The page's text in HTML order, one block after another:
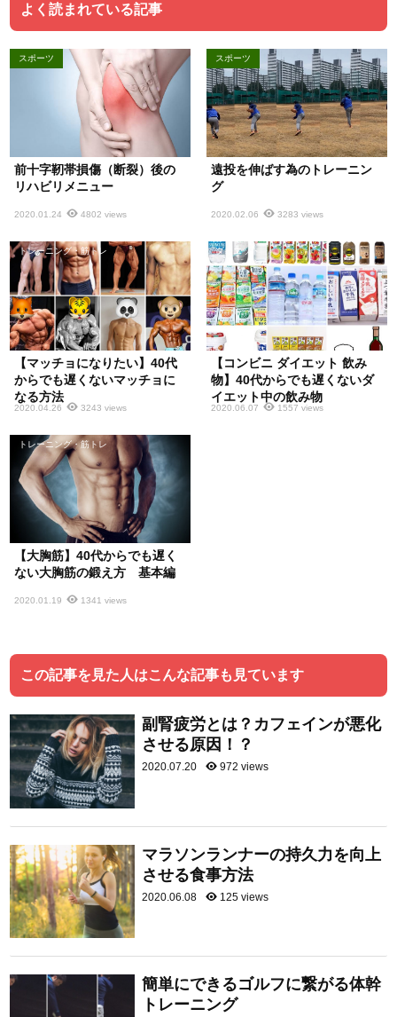
よく読まれている記事
スポーツ
前十字靭帯損傷（断裂）後の
リハビリメニュー
2020.01.24 4802 views
スポーツ
遠投を伸ばす為のトレーニン
グ
2020.02.06 3283 views
トレーニング・筋トレ
【マッチョになりたい】40代
からでも遅くないマッチョに
なる方法
2020.04.26 3243 views
ダイエット
【コンビニ ダイエット 飲み
物】40代からでも遅くないダ
イエット中の飲み物
2020.06.07 1557 views
トレーニング・筋トレ
【大胸筋】40代からでも遅く
ない大胸筋の鍛え方 基本編
2020.01.19 1341 views
この記事を見た人はこんな記事も見ています
副腎疲労とは？カフェインが悪化
させる原因！？
2020.07.20 972 views
マラソンランナーの持久力を向上
させる食事方法
2020.06.08 125 views
簡単にできるゴルフに繋がる体幹
トレーニング